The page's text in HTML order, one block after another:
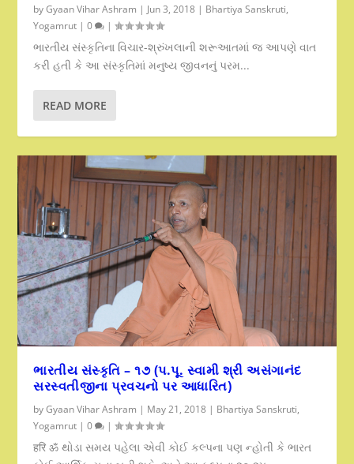
byGyaan Vihar Ashram | Jun 3, 2018 | Bhartiya Sanskruti,
Yogamrut |0 |
ભારતીય સંસ્કૃતિના વિચાર-શ્રુંખલાની શરૂઆતમાં જ આપણે વાત
કરી હતી કે આ સંસ્કૃતિમાં મનુષ્ય જીવનનું પરમ...
READ MORE
ભારતીય સંસ્કૃતિ – ૧૭ (પ.પૂ. સ્વામી શ્રી અસંગાનંદ
સરસ્વતીજીના પ્રવચનો પર આધારિત)
byGyaan Vihar Ashram | May 21, 2018 | Bhartiya Sanskruti,
Yogamrut |0 |
हरि ॐ થોડા સમય પહેલા એવી કોઈ કલ્પના પણ ન્હોતી કે ભારત